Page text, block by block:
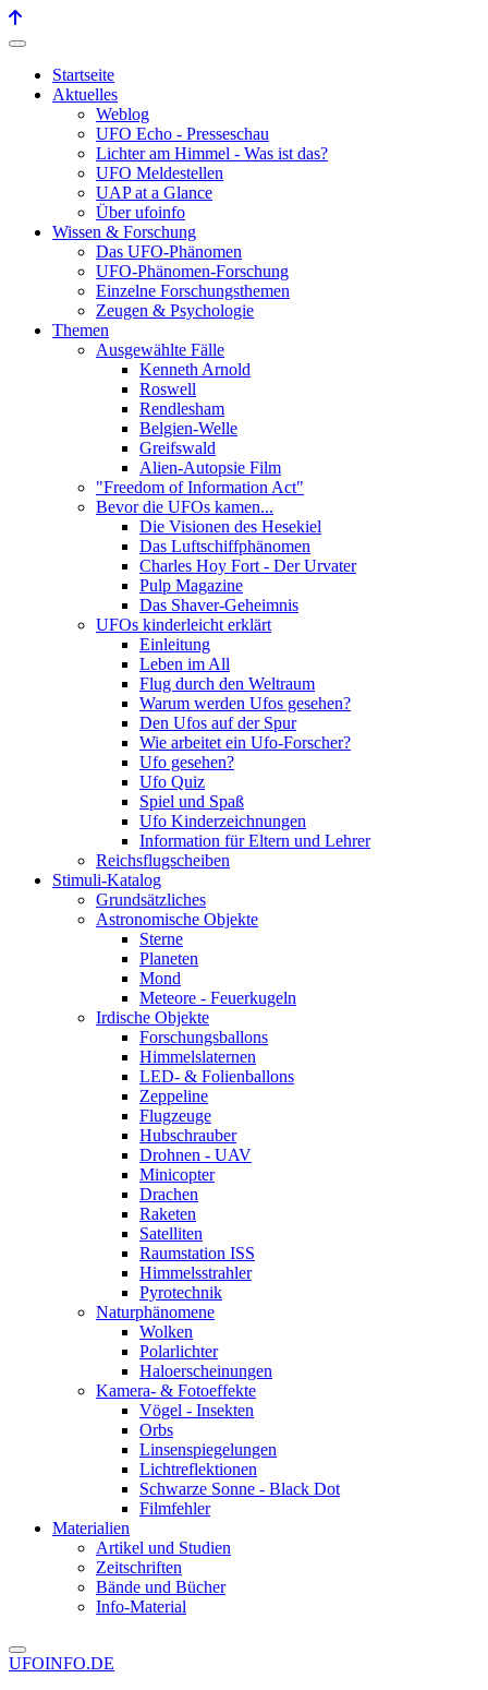
Startseite
Aktuelles
Weblog
UFO Echo - Presseschau
Lichter am Himmel - Was ist das?
UFO Meldestellen
UAP at a Glance
Über ufoinfo
Wissen & Forschung
Das UFO-Phänomen
UFO-Phänomen-Forschung
Einzelne Forschungsthemen
Zeugen & Psychologie
Themen
Ausgewählte Fälle
Kenneth Arnold
Roswell
Rendlesham
Belgien-Welle
Greifswald
Alien-Autopsie Film
"Freedom of Information Act"
Bevor die UFOs kamen...
Die Visionen des Hesekiel
Das Luftschiffphänomen
Charles Hoy Fort - Der Urvater
Pulp Magazine
Das Shaver-Geheimnis
UFOs kinderleicht erklärt
Einleitung
Leben im All
Flug durch den Weltraum
Warum werden Ufos gesehen?
Den Ufos auf der Spur
Wie arbeitet ein Ufo-Forscher?
Ufo gesehen?
Ufo Quiz
Spiel und Spaß
Ufo Kinderzeichnungen
Information für Eltern und Lehrer
Reichsflugscheiben
Stimuli-Katalog
Grundsätzliches
Astronomische Objekte
Sterne
Planeten
Mond
Meteore - Feuerkugeln
Irdische Objekte
Forschungsballons
Himmelslaternen
LED- & Folienballons
Zeppeline
Flugzeuge
Hubschrauber
Drohnen - UAV
Minicopter
Drachen
Raketen
Satelliten
Raumstation ISS
Himmelsstrahler
Pyrotechnik
Naturphänomene
Wolken
Polarlichter
Haloerscheinungen
Kamera- & Fotoeffekte
Vögel - Insekten
Orbs
Linsenspiegelungen
Lichtreflektionen
Schwarze Sonne - Black Dot
Filmfehler
Materialien
Artikel und Studien
Zeitschriften
Bände und Bücher
Info-Material
UFOINFO.DE